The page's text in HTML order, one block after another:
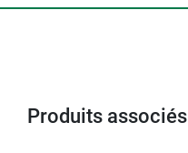
: Flacon de 30 ml
Produits associés